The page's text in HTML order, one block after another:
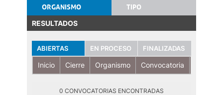
ORGANISMO TIPO
RESULTADOS
ABIERTAS EN PROCESO FINALIZADAS
Inicio Cierre Organismo Convocatoria
0 CONVOCATORIAS ENCONTRADAS